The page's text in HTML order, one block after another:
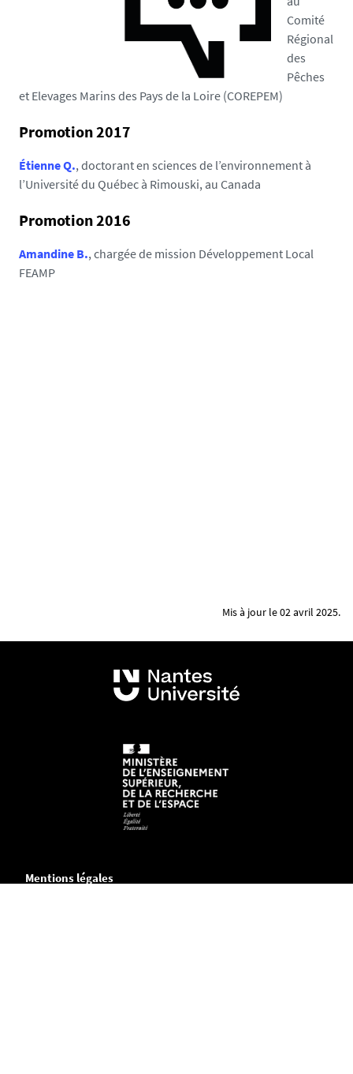
Comité
Régional
des
Pêches
et Elevages Marins des Pays de la Loire (COREPEM)
Promotion 2017
Étienne Q., doctorant en sciences de l’environnement à
l’Université du Québec à Rimouski, au Canada
Promotion 2016
Amandine B., chargée de mission Développement Local
FEAMP
Mis à jour le 02 avril 2025.
Mentions légales